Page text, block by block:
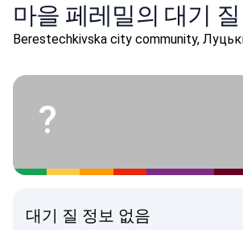
마을 페레밀의 대기 질
Berestechkivska city community,
?
대기 질 정보 없음